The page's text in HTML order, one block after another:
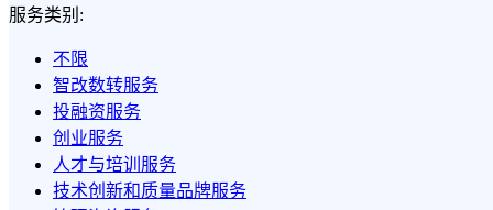
服务类别:
不限
智改数转服务
投融资服务
创业服务
人才与培训服务
技术创新和质量品牌服务